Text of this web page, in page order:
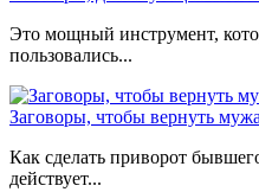
Это мощный инструмент,
пользовались...
Заговоры, чтобы вернуть мужа
Как сделать приворот
действует...